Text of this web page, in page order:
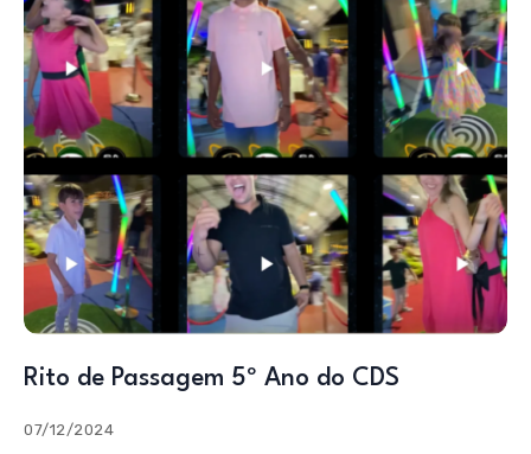
Rito de Passagem 5º Ano do CDS
07/12/2024